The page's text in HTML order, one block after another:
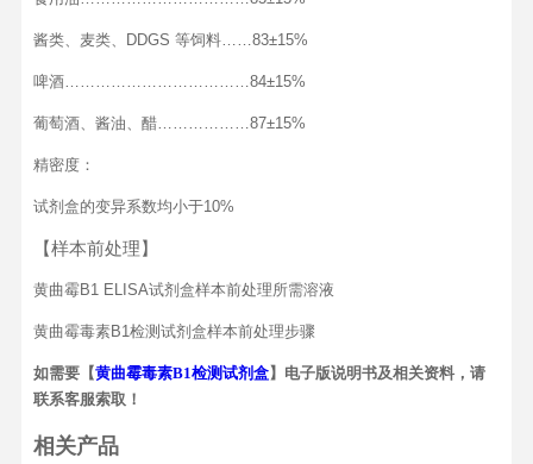
酱类、麦类、DDGS 等饲料……83±15%
啤酒………………………………84±15%
葡萄酒、酱油、醋………………87±15%
精密度：
试剂盒的变异系数均小于10%
【样本前处理】
黄曲霉B1 ELISA试剂盒样本前处理所需溶液
黄曲霉毒素B1检测试剂盒样本前处理步骤
如需要【黄曲霉毒素B1检测试剂盒】电子版说明书及相关资料，请
联系客服索取！
相关产品